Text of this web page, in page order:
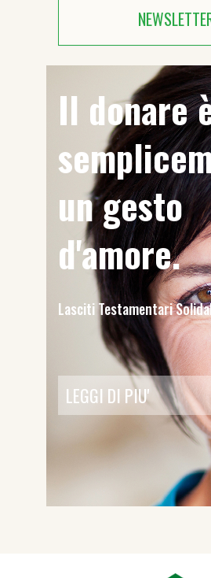
Il donare
un gesto
d'amore.
Lasciti Testamentari
LEGGI DI PIU'